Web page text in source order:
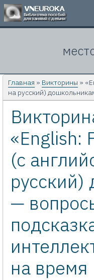
Главная » Викторины »
на русский)
«English:
(с
—
на время